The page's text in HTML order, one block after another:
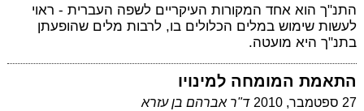
התנ"ך הוא אחד המקורות העיקריים לשפה העברית - ראוי
לעשות שימוש במלים הכלולים בו, לרבות מלים שהופעתן
בתנ"ך היא מועטה.
התאמת המומחה למינויו
27 ספטמבר, 2010 ד"ר אברהם בן עזרא